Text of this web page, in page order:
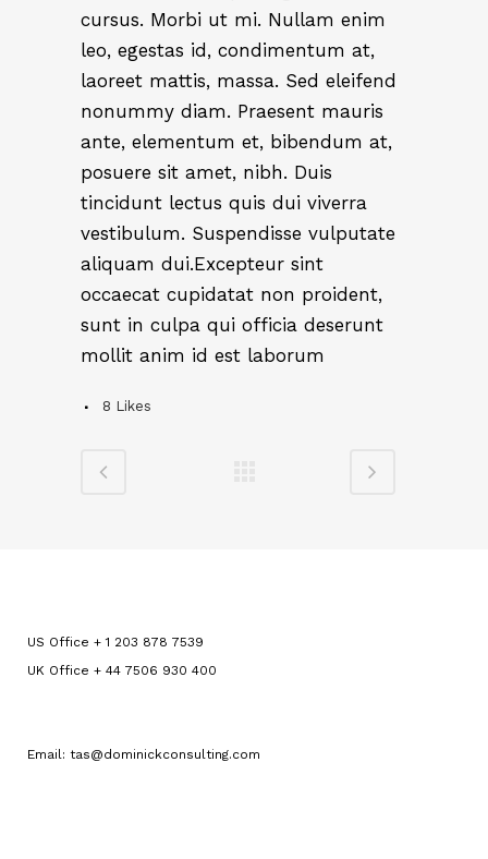
cursus. Morbi ut mi. Nullam enim
leo, egestas id, condimentum at,
laoreet mattis, massa. Sed eleifend
nonummy diam. Praesent mauris
ante, elementum et, bibendum at,
posuere sit amet, nibh. Duis
tincidunt lectus quis dui viverra
vestibulum. Suspendisse vulputate
aliquam dui.Excepteur sint
occaecat cupidatat non proident,
sunt in culpa qui officia deserunt
mollit anim id est laborum
8 Likes
US Office + 1 203 878 7539
UK Office + 44 7506 930 400
Email: tas@dominickconsulting.com